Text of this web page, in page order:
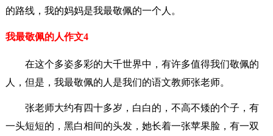
的路线，我的妈妈是我最敬佩的一个人。
我最敬佩的人作文4
在这个多姿多彩的大千世界中，有许多值得我们敬佩的
人，但是，我最敬佩的人是我们的语文教师张老师。
张老师大约有四十多岁，白白的，不高不矮的个子，有
一头短短的，黑白相间的头发，她长着一张苹果脸，有一双